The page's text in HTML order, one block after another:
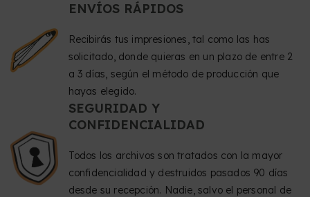
ENVÍOS RÁPIDOS
Recibirás tus impresiones, tal como las has
solicitado, donde quieras en un plazo de entre 2
a 3 días, según el método de producción que
hayas elegido.
SEGURIDAD Y
CONFIDENCIALIDAD
Todos los archivos son tratados con la mayor
confidencialidad y destruidos pasados 90 días
desde su recepción. Nadie, salvo el personal de